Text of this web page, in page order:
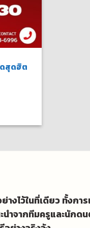
สุดฮิต
งไว้ในที่เดียว ทั้งกา
ำจากทีมครูและนักด